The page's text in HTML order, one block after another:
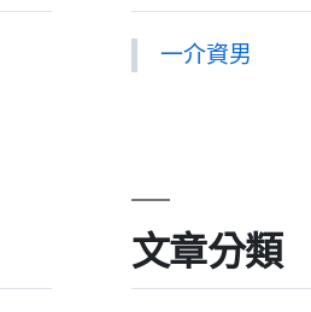
一介資男
文章分類